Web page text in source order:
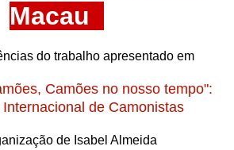
Macau
do trabalho apresentado em
Camões no nosso tempo":
de Camonistas
de Isabel Almeida